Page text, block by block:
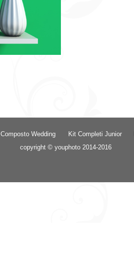
Composto Wedding Kit Completi Junior
copyright © youphoto 2014-2016